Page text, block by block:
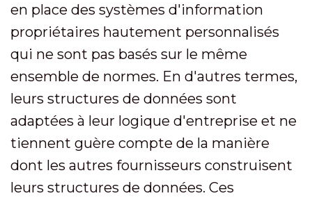
en place des systèmes d'information
propriétaires hautement personnalisés
qui ne sont pas basés sur le même
ensemble de normes. En d'autres termes,
leurs structures de données sont
adaptées à leur logique d'entreprise et ne
tiennent guère compte de la manière
dont les autres fournisseurs construisent
leurs structures de données. Ces